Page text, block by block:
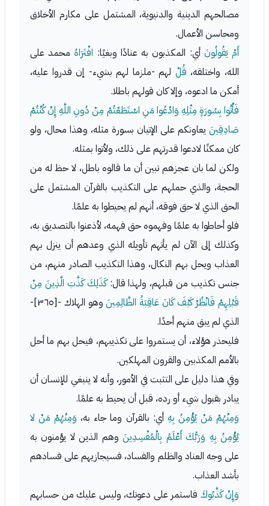
مصالحهم الدينية والدنيوية، المشتمل على مكارم الأخلاق
ومحاسن الأعمال.
أَمْ يَقُولُونَ أي: المكذبون به عنادًا وبغيًا: افْتَرَاهُمحمد على
الله، واختلقه، قُلْ لهم -ملزما لهم بشيء- إن قدروا عليه،
أمكن ما ادعوه، وإلا كان قولهم باطلا.
فَأْتُوا بِسُورَةٍ مِثْلِهِ وَادْعُوا مَنِ اسْتَطَعْتُمْ مِنْ دُونِ اللَّهِ إِنْ كُنْتُمْ
صَادِقِينَ يعاونكم على الإتيان بسورة مثله، وهذا محال، ولو
كان ممكنًا لادعوا قدرتهم على ذلك، ولأتوا بمثله.
ولكن لما بان عجزهم تبين أن ما قالوه باطل، لا حظ له من
الحجة، والذي حملهم على التكذيب بالقرآن المشتمل على
الحق الذي لا حق فوقه، أنهم لم يحيطوا به علمًا.
فلو أحاطوا به علمًا وفهموه حق فهمه، لأذعنوا بالتصديق به،
وكذلك إلى الآن لم يأتهم تأويله الذي وعدهم أن ينزل بهم
العذاب ويحل بهم النكال، وهذا التكذيب الصادر منهم، من
جنس تكذيب من قبلهم، ولهذا قال:كَذَلِكَ كَذَّبَ الَّذِينَ مِنْ
قَبْلِهِمْ فَانْظُرْ كَيْفَ كَانَ عَاقِبَةُ الظَّالِمِينَ
وهو الهلاك -[٣٦٥]-
الذي لم يبق منهم أحدًا.
فليحذر هؤلاء، أن يستمروا على تكذيبهم، فيحل بهم ما أحل
بالأمم المكذبين والقرون المهلكين.
وفي هذا دليل على التثبت في الأمور، وأنه لا ينبغي للإنسان أن
يبادر بقبول شيء أو رده، قبل أن يحيط به علمًا.
وَمِنْهُمْ مَنْ يُؤْمِنُ بِهِ أي: بالقرآن وما جاء به، وَمِنْهُمْ مَنْ لا
يُؤْمِنُ بِهِ وَرَبُّكَ أَعْلَمُ بِالْمُفْسِدِينَوهم الذين لا يؤمنون به
على وجه العناد والظلم والفساد، فسيجازيهم على فسادهم
بأشد العذاب.
وَإِنْ كَذَّبُوكَ فاستمر على دعوتك، وليس عليك من حسابهم